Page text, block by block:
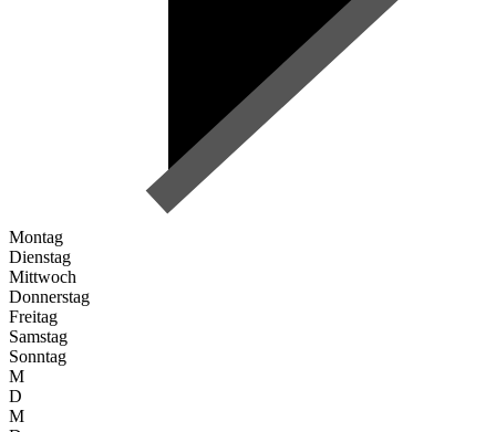
Montag
Dienstag
Mittwoch
Donnerstag
Freitag
Samstag
Sonntag
M
D
M